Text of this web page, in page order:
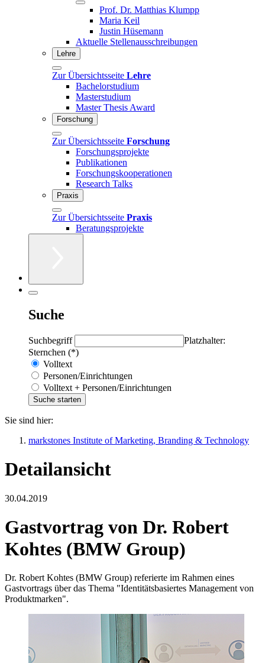
Prof. Dr. Matthias Klumpp
Maria Keil
Justin Hüsemann
Aktuelle Stellenausschreibungen
Lehre
Zur Übersichtsseite Lehre
Bachelorstudium
Masterstudium
Master Thesis Award
Forschung
Zur Übersichtsseite Forschung
Forschungsprojekte
Publikationen
Forschungskooperationen
Research Talks
Praxis
Zur Übersichtsseite Praxis
Beratungsprojekte
Suche
Suchbegriff
Platzhalter:
Sternchen (*)
Volltext
Personen/Einrichtungen
Volltext + Personen/Einrichtungen
Sie sind hier:
markstones Institute of Marketing, Branding & Technology
Detailansicht
30.04.2019
Gastvortrag von Dr. Robert
Kohtes (BMW Group)
Dr. Robert Kohtes (BMW Group) referierte im Rahmen eines
Gastvortrags über das Thema "Identitätsbasiertes Management von
Produktmarken".